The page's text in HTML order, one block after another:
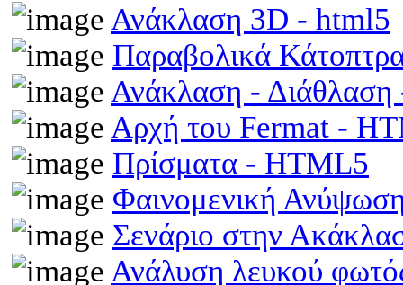
Ανάκλαση 3D - html5
Παραβολικά
Ανάκλαση -
Αρχή του Fermat -
Πρίσματα - HTML5
Φαινομενική
Σενάριο στην
Ανάλυση λευκού